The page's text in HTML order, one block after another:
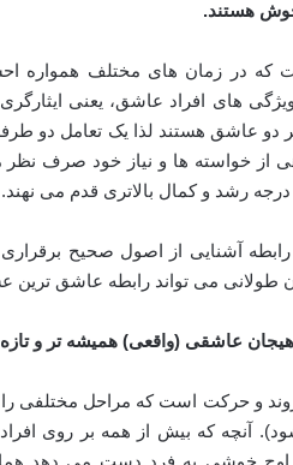
که در زمان های مختلف همواره
های افراد عاشق، یعنی
عاشق هستند لذا یک تعامل دو
از خواسته ها و نیاز خود صرف
رشد و کمال بالاتری قدم می نهند.
آشنایی از اصول صحیح
طولانی می تواند رابطه عاشق ترین
و حرکت است که مراحل مختلفی را
آنچه که بیش از همه بر روی
اوج خوشی به فرد دست می دهد